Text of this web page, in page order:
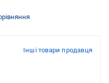
Інші товари продавця